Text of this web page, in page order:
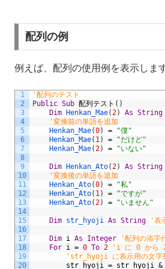
配列の例
例えば、配列の使用例を表示します
1
2
3
4
5
6
7
8
9
10
11
12
13
14
15
16
17
18
19
20
'配列のテスト
Public Sub 配列テスト ( )
Dim
Henkan_Mae(2) As String
'変換前の単語を追加
Henkan_Mae(0) =
"僕"
Henkan_Mae( 1) =
"だけど"
Henkan_Mae(2) = "いない"
Dim Henkan_Ato(2) As String
'変換後の単語を追加
Henkan_Ato(0) =
"私"
Henkan_Ato( 1) =
"ですが"
Henkan_Ato(2) = "いません"
Dim str_hyoji As String '表
Dim i As Integer
'配列の添字
For i = 0 To 2
'i に 0 から 2
'str_hyoji に表示用の文字
str_hyoji = str_hyoji &